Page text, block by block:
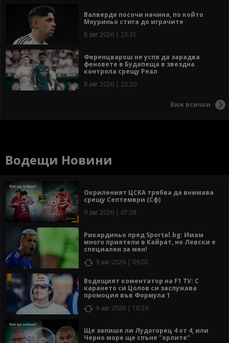
Валверде посочи начина, по който
Моуриньо стига до играчите
8 авг 2026 | 23:31
Ференцварош не успя да зарадва
феновете в Будапеща в звездна
контрола срещу Реал
8 авг 2026 | 22:20
Виж всички
Водещи Новини
Окриленият ЦСКА трябва да внимава
срещу Септември (Сф)
9 авг 2026 | 07:28
Рикардиньо пред Sportal.bg: Имам
много приятели в Кайрат, но Левски е
специален за мен!
9 авг 2026 | 09:02
Водещият коментатор на F1 TV: С
карането си Цолов си заслужава
промоция във Формула 1
9 авг 2026 | 10:29
Ще запише ли Лудогорец 4 от 4, или
Черно море ще спъне "орлите"